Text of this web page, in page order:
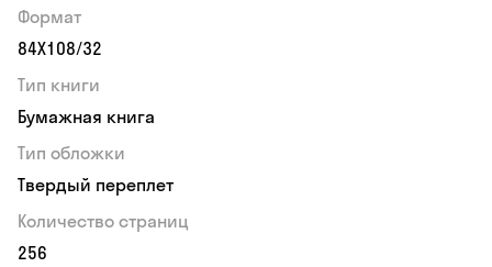
Формат
84Х108/32
Тип книги
Бумажная книга
Тип обложки
Твердый переплет
Количество страниц
256